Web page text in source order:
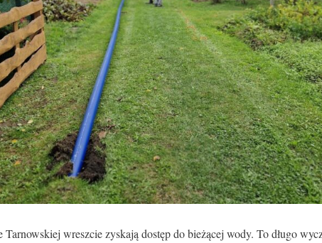
wreszcie zyskają dostęp do bieżącej wody. To długo